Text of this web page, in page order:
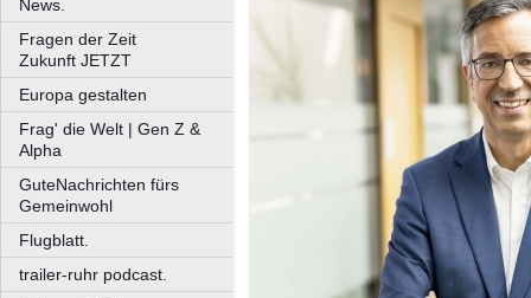
News.
Fragen der Zeit
Zukunft JETZT
Europa gestalten
Frag' die Welt | Gen Z &
Alpha
GuteNachrichten fürs
Gemeinwohl
Flugblatt.
trailer-ruhr podcast.